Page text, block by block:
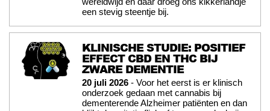
een stevig steentje bij.
KLINISCHE STUDIE: POSITIEF
EFFECT CBD EN THC BIJ
ZWARE DEMENTIE
20 juli 2026 - Voor het eerst is er klinisch
onderzoek gedaan met cannabis bij
dementerende Alzheimer patiënten en dan